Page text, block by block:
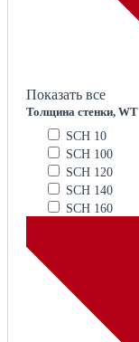
Показать все
Толщина стенки, WT
SCH 10
SCH 100
SCH 120
SCH 140
SCH 160